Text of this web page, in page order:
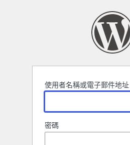
使用者名稱或電子郵件地址
密碼